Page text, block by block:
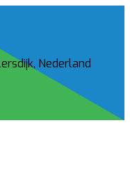
Nederland